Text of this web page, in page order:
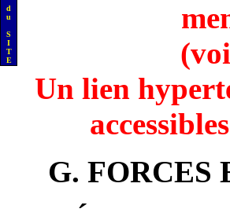
d
u
S
I
T
E
Un lien
G. FORCES